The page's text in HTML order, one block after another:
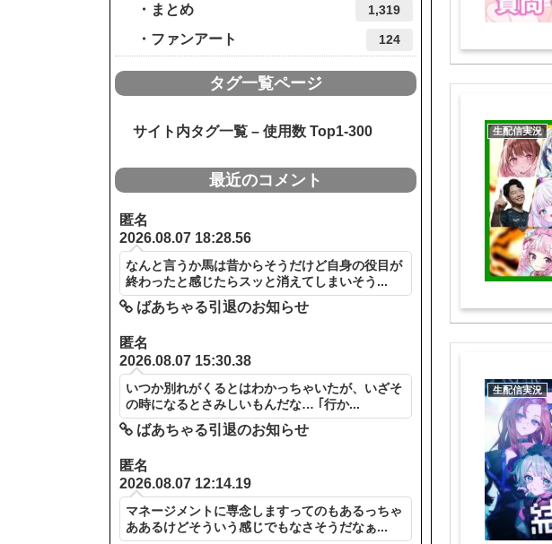
生配信実況
生配信実況
まとめ 1,319
ファンアート 124
タグ一覧ページ
サイト内タグ一覧 – 使用数 Top1-300
最近のコメント
匿名
2026.08.07 18:28.56
なんと言うか馬は昔からそうだけど自身の役目が
終わったと感じたらスッと消えてしまいそう...
ばあちゃる引退のお知らせ
匿名
2026.08.07 15:30.38
いつか別れがくるとはわかっちゃいたが、いざそ
の時になるとさみしいもんだな… ｢行か...
ばあちゃる引退のお知らせ
匿名
2026.08.07 12:14.19
マネージメントに専念しますってのもあるっちゃ
ああるけどそういう感じでもなさそうだなぁ...